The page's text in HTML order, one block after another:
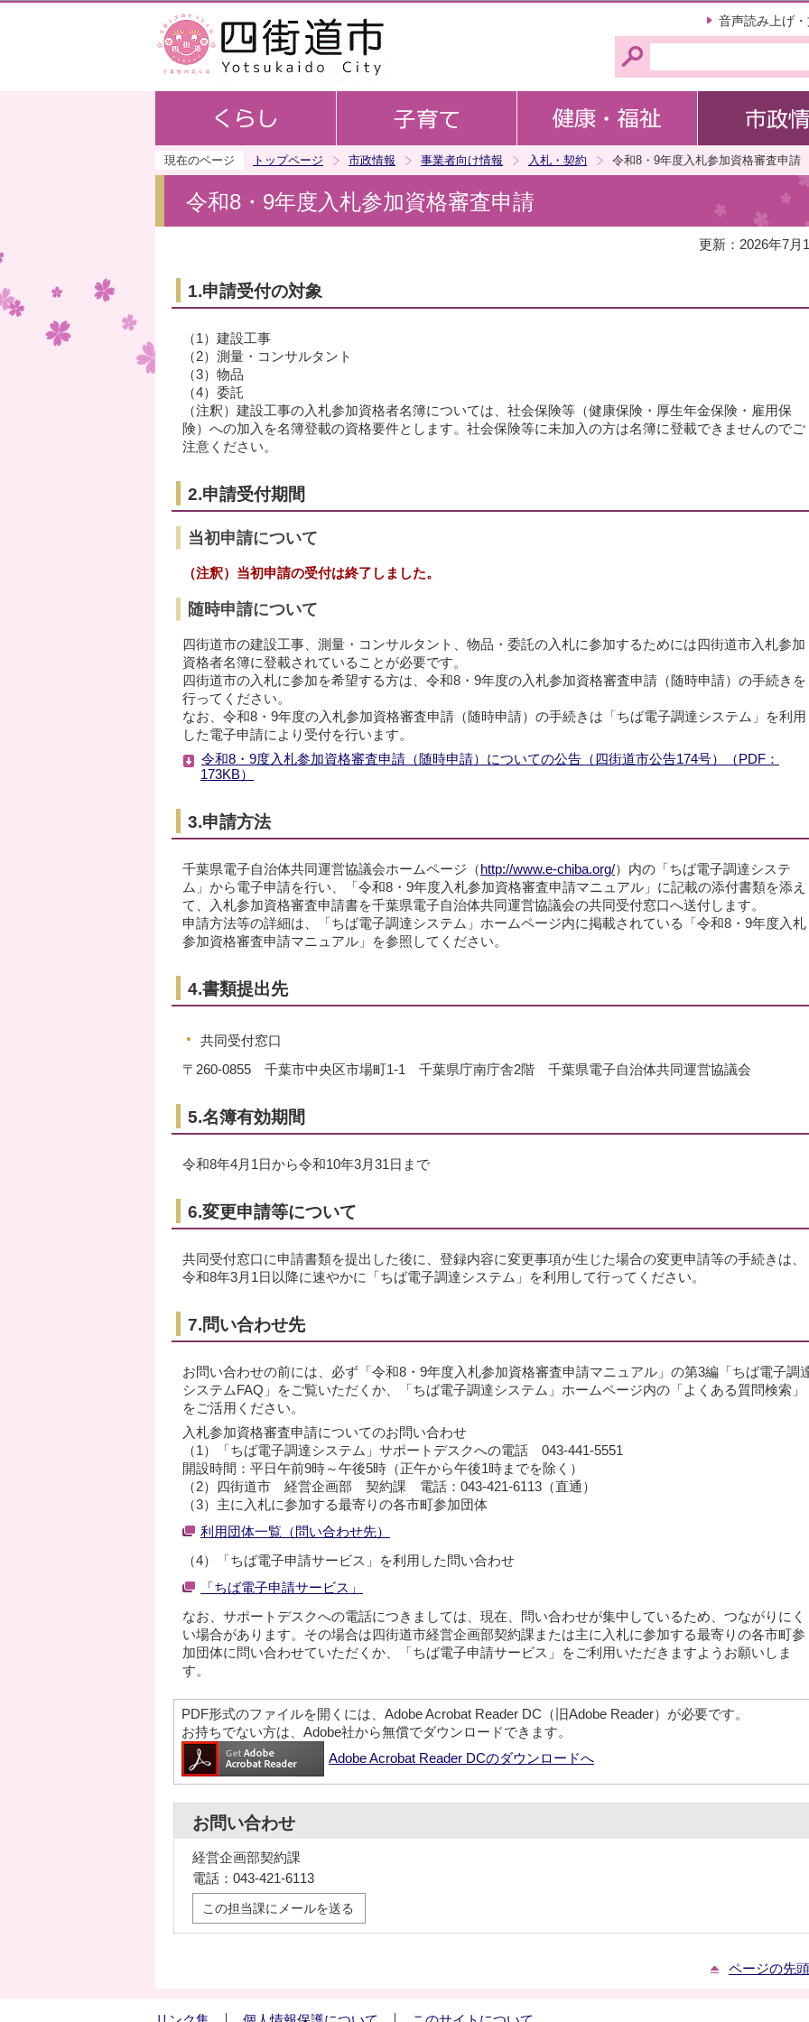
音声読み上げ
現在のページ トップページ 市政情報 事業者向け情報 入札・契約 令和8・9年度入札参加資格審査申請
令和8・9年度入札参加資格審査申請
更新：2026年7月
1.申請受付の対象
（1）建設工事
（2）測量・コンサルタント
（3）物品
（4）委託
（注釈）建設工事の入札参加資格者名簿については、社会保険等（健康保険・厚生年金保険・雇用保
険）への加入を名簿登載の資格要件とします。社会保険等に未加入の方は名簿に登載できませんのでご
注意ください。
2.申請受付期間
当初申請について
（注釈）当初申請の受付は終了しました。
随時申請について
四街道市の建設工事、測量・コンサルタント、物品・委託の入札に参加するためには四街道市入札参加
資格者名簿に登載されていることが必要です。
四街道市の入札に参加を希望する方は、令和8・9年度の入札参加資格審査申請（随時申請）の手続きを
行ってください。
なお、令和8・9年度の入札参加資格審査申請（随時申請）の手続きは「ちば電子調達システム」を利用
した電子申請により受付を行います。
令和8・9度入札参加資格審査申請（随時申請）についての公告（四街道市公告174号）（PDF：
173KB）
3.申請方法
千葉県電子自治体共同運営協議会ホームページ（ http://www.e-chiba.org/）内の「ちば電子調達システ
ム」から電子申請を行い、「令和8・9年度入札参加資格審査申請マニュアル」に記載の添付書類を添え
て、入札参加資格審査申請書を千葉県電子自治体共同運営協議会の共同受付窓口へ送付します。
申請方法等の詳細は、「ちば電子調達システム」ホームページ内に掲載されている「令和8・9年度入札
参加資格審査申請マニュアル」を参照してください。
4.書類提出先
共同受付窓口
〒260-0855 千葉市中央区市場町1-1 千葉県庁南庁舎2階 千葉県電子自治体共同運営協議会
5.名簿有効期間
令和8年4月1日から令和10年3月31日まで
6.変更申請等について
共同受付窓口に申請書類を提出した後に、登録内容に変更事項が生じた場合の変更申請等の手続きは、
令和8年3月1日以降に速やかに「ちば電子調達システム」を利用して行ってください。
7.問い合わせ先
お問い合わせの前には、必ず「令和8・9年度入札参加資格審査申請マニュアル」の第3編「ちば電子調
システムFAQ」をご覧いただくか、「ちば電子調達システム」ホームページ内の「よくある質問検索」
をご活用ください。
入札参加資格審査申請についてのお問い合わせ
（1）「ちば電子調達システム」サポートデスクへの電話 043-441-5551
開設時間：平日午前9時～午後5時（正午から午後1時までを除く）
（2）四街道市 経営企画部 契約課 電話：043-421-6113（直通）
（3）主に入札に参加する最寄りの各市町参加団体
利用団体一覧（問い合わせ先）
（4）「ちば電子申請サービス」を利用した問い合わせ
「ちば電子申請サービス」
なお、サポートデスクへの電話につきましては、現在、問い合わせが集中しているため、つながりにく
い場合があります。その場合は四街道市経営企画部契約課または主に入札に参加する最寄りの各市町参
加団体に問い合わせていただくか、「ちば電子申請サービス」をご利用いただきますようお願いしま
す。
PDF形式のファイルを開くには、Adobe Acrobat Reader DC（旧Adobe Reader）が必要です。
お持ちでない方は、Adobe社から無償でダウンロードできます。
Adobe Acrobat Reader DCのダウンロードへ
お問い合わせ
経営企画部契約課
電話：043-421-6113
この担当課にメールを送る
ページの先